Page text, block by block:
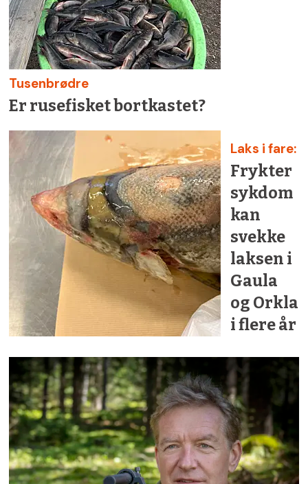
Tusenbrødre
Er rusefisket bortkastet?
Laks i fare:
Frykter
sykdom
kan
svekke
laksen i
Gaula
og Orkla
i flere år